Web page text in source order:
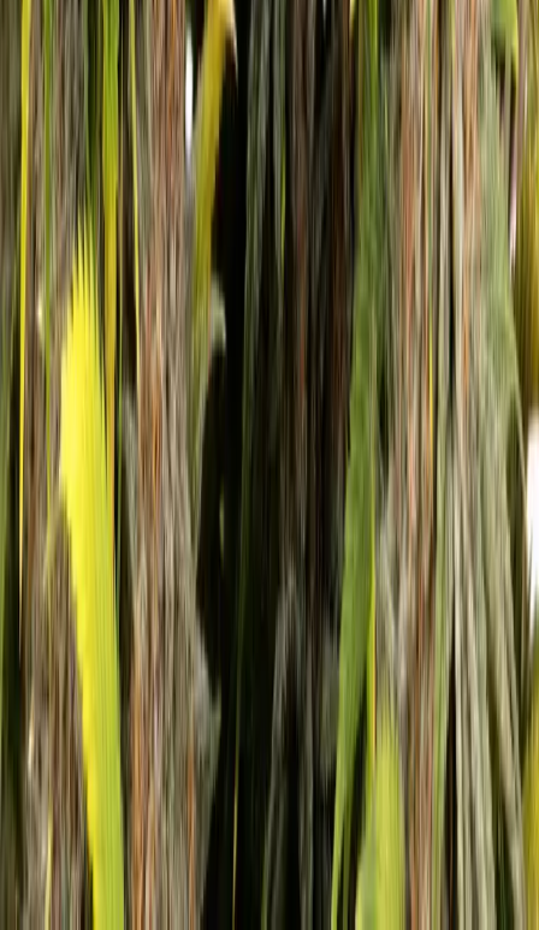
Wissen
Alle Artikel Anbau Grundlagen